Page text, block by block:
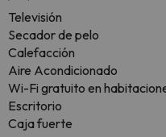
Televisión
Secador de pelo
Calefacción
Aire Acondicionado
Wi-Fi gratuito en
Escritorio
Caja fuerte